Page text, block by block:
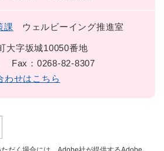
課 ウェルビーイング推進室
大字坂城10050番地
Fax：0268-82-8307
わせはこちら